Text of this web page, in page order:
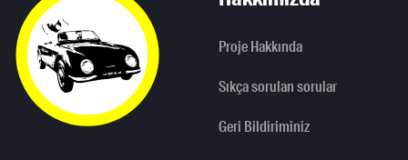
Proje Hakkında
Sıkça sorulan sorular
Geri Bildiriminiz